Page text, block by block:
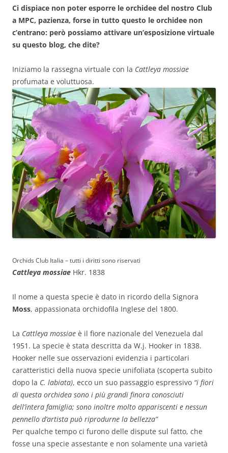
Ci dispiace non poter esporre le orchidee del nostro Club
a MPC, pazienza, forse in tutto questo le orchidee non
c’entrano: però possiamo attivare un’esposizione virtuale
su questo blog, che dite?
Iniziamo la rassegna virtuale con la Cattleya mossiae
profumata e voluttuosa.
Orchids Club Italia – tutti i diritti sono riservati
Cattleya mossiae Hkr. 1838
Il nome a questa specie è dato in ricordo della Signora
Moss, appassionata orchidofila Inglese del 1800.
La Cattleya mossiae è il fiore nazionale del Venezuela dal
1951. La specie è stata descritta da W.j. Hooker in 1838.
Hooker nelle sue osservazioni evidenzia i particolari
caratteristici della nuova specie unifoliata (scoperta subito
dopo la C. labiata), ecco un suo passaggio espressivo “i fiori
di questa orchidea sono i più grandi finora conosciuti
dell’intera famiglia; sono inoltre molto appariscenti e nessun
pennello d’artista può riprodurne la bellezza”
Per qualche tempo ci furono delle dispute sul fatto, che
fosse una specie assestante e non solamente una varietà